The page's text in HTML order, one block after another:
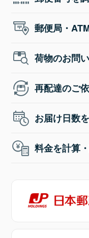
郵便局・
荷物のお問
再配達のご
お届け日数
料金を計算